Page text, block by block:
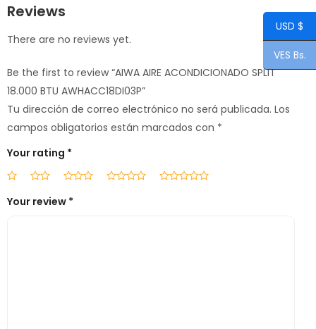
Reviews
There are no reviews yet.
Be the first to review “AIWA AIRE ACONDICIONADO SPLIT
18.000 BTU AWHACC18DI03P”
Tu dirección de correo electrónico no será publicada. Los
campos obligatorios están marcados con *
Your rating *
Your review *
USD $
VES Bs.